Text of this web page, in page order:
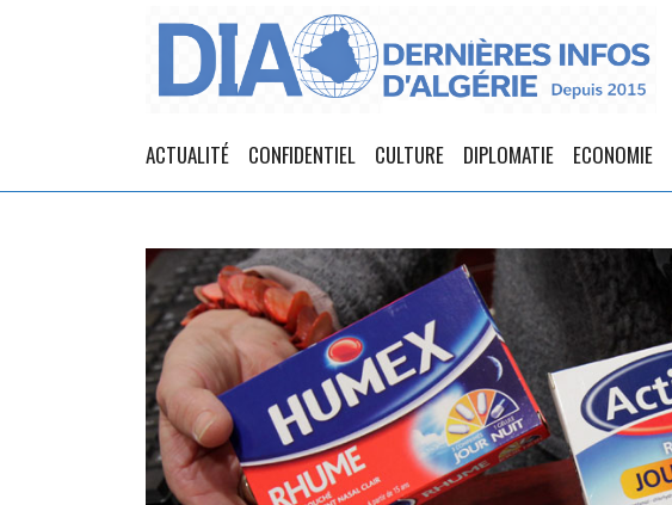
ACTUALITÉ CONFIDENTIEL CULTURE DIPLOMATIE ECONOMIE